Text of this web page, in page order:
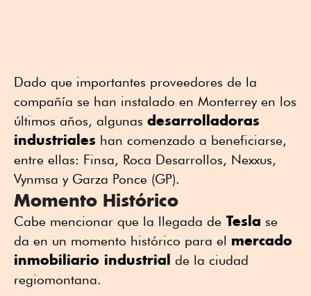
Dado que importantes proveedores de la
compañía se han instalado en Monterrey en los
últimos años, algunas desarrolladoras
industriales han comenzado a beneficiarse,
entre ellas: Finsa, Roca Desarrollos, Nexxus,
Vynmsa y Garza Ponce (GP).
Momento Histórico
Cabe mencionar que la llegada de Tesla se
da en un momento histórico para el mercado
inmobiliario industrial de la ciudad
regiomontana.